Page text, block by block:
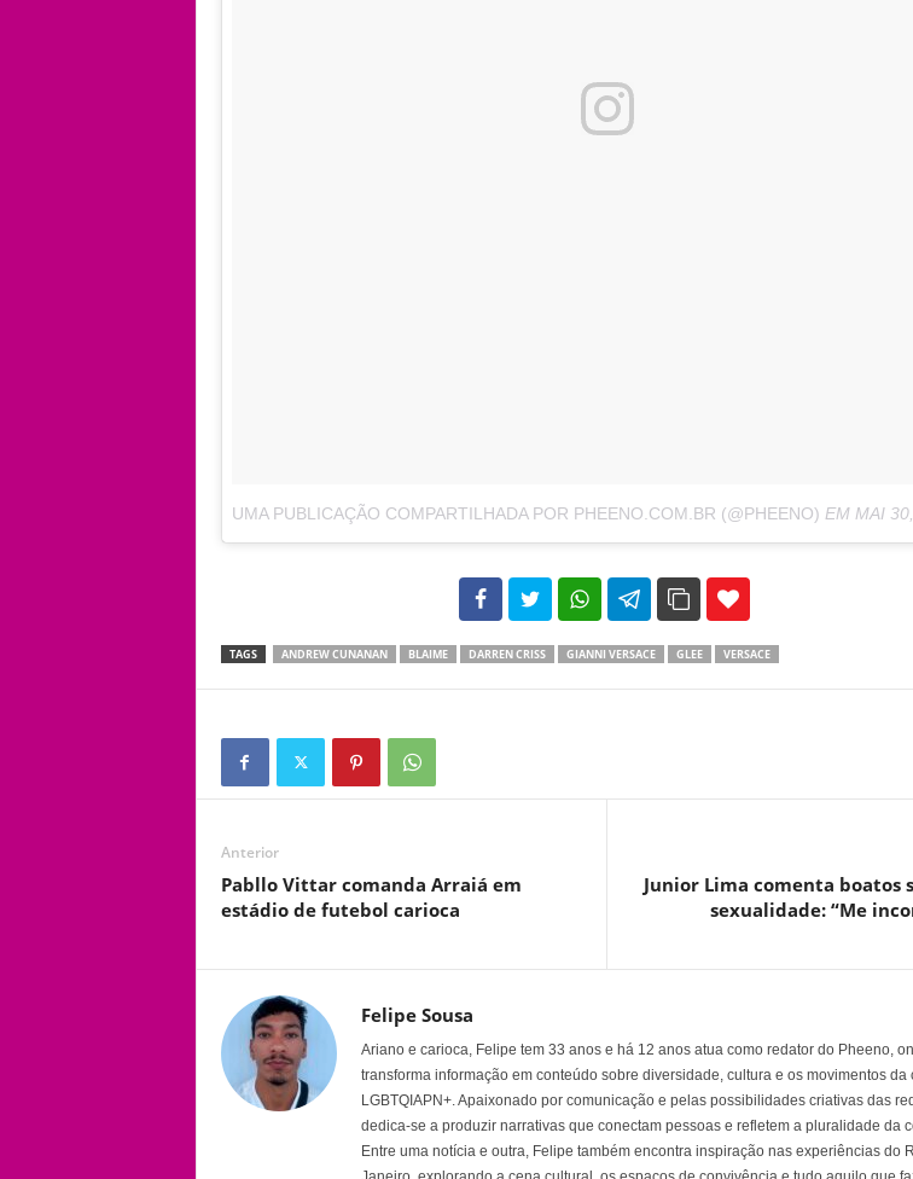
UMA PUBLICAÇÃO COMPARTILHADA POR PHEENO.COM.BR (@PHEENO) EM MAI 30, 2017
102 35
TAGS ANDREW CUNANAN BLAIME DARREN CRISS GIANNI VERSACE GLEE VERSACE
Anterior
Pabllo Vittar comanda Arraiá em
estádio de futebol carioca
Junior Lima comenta boatos
sexualidade: “Me
Felipe Sousa
Ariano e carioca, Felipe tem 33 anos e há 12 anos atua como redator do Pheeno,
transforma informação em conteúdo sobre diversidade, cultura e os movimentos da
LGBTQIAPN+. Apaixonado por comunicação e pelas possibilidades criativas das
dedica-se a produzir narrativas que conectam pessoas e refletem a pluralidade da
Entre uma notícia e outra, Felipe também encontra inspiração nas experiências do